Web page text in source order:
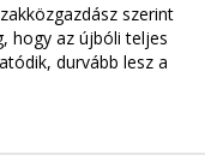
szerint
hogy az újbóli teljes
durvább lesz a